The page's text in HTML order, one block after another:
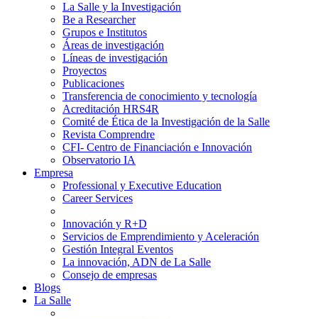
La Salle y la Investigación
Be a Researcher
Grupos e Institutos
Áreas de investigación
Líneas de investigación
Proyectos
Publicaciones
Transferencia de conocimiento y tecnología
Acreditación HRS4R
Comité de Ética de la Investigación de la Salle
Revista Comprendre
CFI- Centro de Financiación e Innovación
Observatorio IA
Empresa
Professional y Executive Education
Career Services
Innovación y R+D
Servicios de Emprendimiento y Aceleración
Gestión Integral Eventos
La innovación, ADN de La Salle
Consejo de empresas
Blogs
La Salle